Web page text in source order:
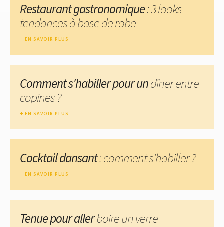
Restaurant gastronomique: 3 looks
tendances à base de robe
EN SAVOIR PLUS
Comment s'habiller pour undîner entre
copines ?
EN SAVOIR PLUS
Cocktail dansant: comment s'habiller ?
EN SAVOIR PLUS
Tenue pour allerboire un verre